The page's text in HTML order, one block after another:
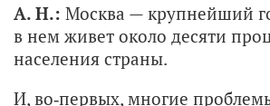
А. Н.: Москва — крупнейший
в нем живет около десяти
населения страны.
И, во‑первых, многие